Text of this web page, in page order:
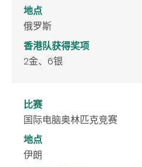
地点
俄罗斯
香港队获得奖项
2金、6银
比赛
国际电脑奥林匹克竞赛
地点
伊朗